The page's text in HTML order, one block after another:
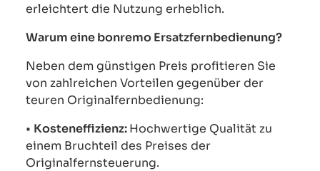
erleichtert die Nutzung erheblich.
Warum eine bonremo Ersatzfernbedienung?
Neben dem günstigen Preis profitieren Sie
von zahlreichen Vorteilen gegenüber der
teuren Originalfernbedienung:
• Kosteneffizienz:Hochwertige Qualität zu
einem Bruchteil des Preises der
Originalfernsteuerung.